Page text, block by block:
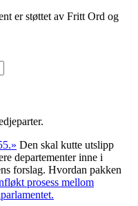
er støttet av Fritt Ord og
Den skal kutte utslipp
departementer inne i
forslag. Hvordan pakken
prosess mellom